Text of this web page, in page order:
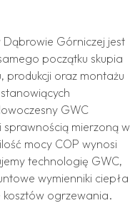
Dąbrowie Górniczej jest
początku skupia
produkcji oraz montażu
GWC
sprawnością mierzoną w
mocy COP wynosi
technologię GWC,
wymienniki ciepła
ogrzewania.